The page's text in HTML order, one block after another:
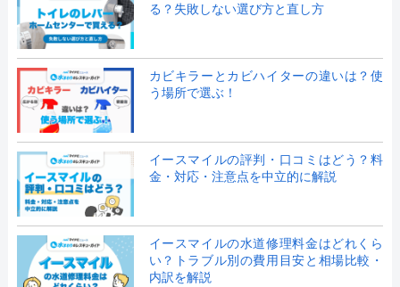
る？失敗しない選び方と直し方
カビキラーとカビハイターの違いは？使
う場所で選ぶ！
イースマイルの評判・口コミはどう？料
金・対応・注意点を中立的に解説
イースマイルの水道修理料金はどれくら
い？トラブル別の費用目安と相場比較・
内訳を解説